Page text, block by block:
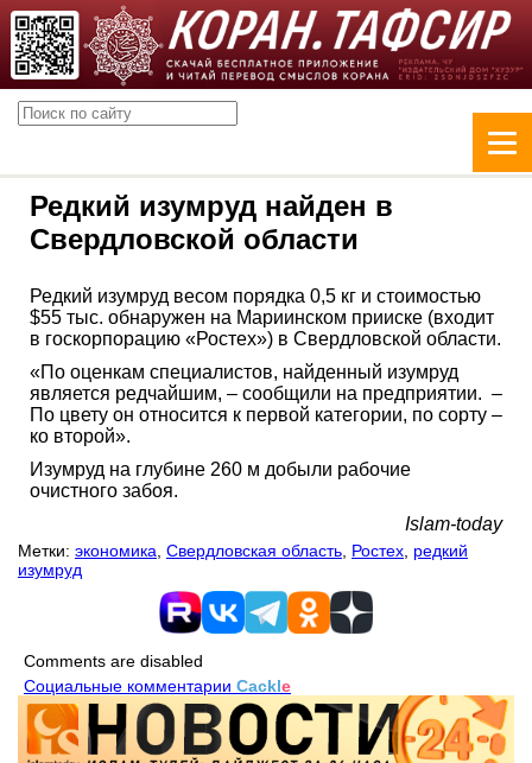
Редкий изумруд найден в
Свердловской области
Редкий изумруд весом порядка 0,5 кг и стоимостью
$55 тыс. обнаружен на Мариинском прииске (входит
в госкорпорацию «Ростех») в Свердловской области.
«По оценкам специалистов, найденный изумруд
является редчайшим, – сообщили на предприятии. –
По цвету он относится к первой категории, по сорту –
ко второй».
Изумруд на глубине 260 м добыли рабочие
очистного забоя.
Islam-today
Метки: экономика Свердловская область Ростех редкий
изумруд
Comments are disabled
Социальные комментарии Cackle